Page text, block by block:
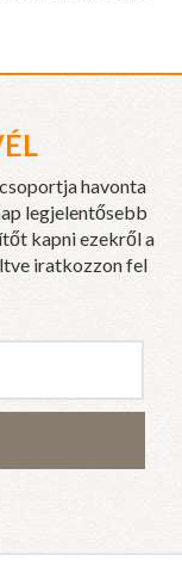
havonta
legjelentősebb
kapni ezekről a
iratkozzon fel